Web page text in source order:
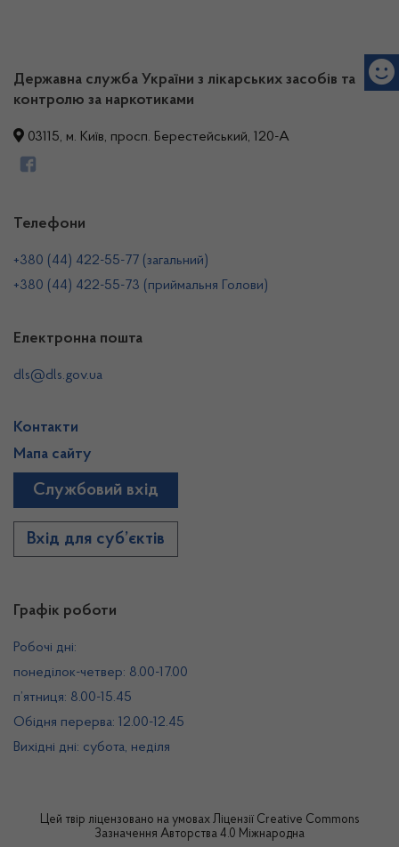
Державна служба України з лікарських засобів та
контролю за наркотиками
03115, м. Київ, просп. Берестейський, 120-А
Графік роботи
Робочі дні:
понеділок-четвер: 8.00-17.00
п’ятниця: 8.00-15.45
Обідня перерва: 12.00-12.45
Вихідні дні: субота, неділя
Телефони
+380 (44) 422-55-77 (загальний)
+380 (44) 422-55-73 (приймальня Голови)
Електронна пошта
dls@dls.gov.ua
Контакти
Мапа сайту
Службовий вхід
Вхід для суб’єктів
Цей твір ліцензовано на умовах Ліцензії Creative Commons
Зазначення Авторства 4.0 Міжнародна